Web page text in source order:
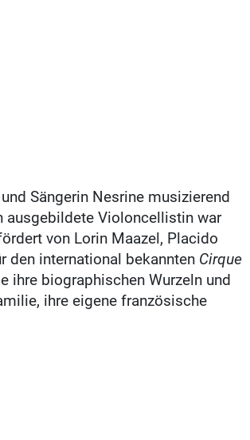
Sängerin Nesrine musizierend
ausgebildete Violoncellistin war
von Lorin Maazel, Placido
den international bekannten Cirque
ihre biographischen Wurzeln und
ihre eigene französische